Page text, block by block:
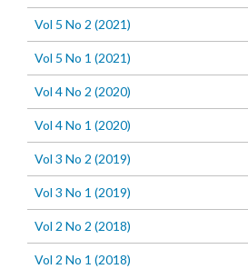
Vol 5 No 2 (2021)
Vol 5 No 1 (2021)
Vol 4 No 2 (2020)
Vol 4 No 1 (2020)
Vol 3 No 2 (2019)
Vol 3 No 1 (2019)
Vol 2 No 2 (2018)
Vol 2 No 1 (2018)